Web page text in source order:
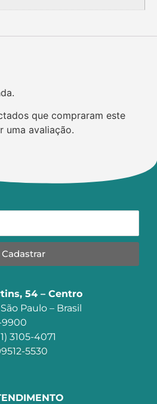
que compraram este
uma avaliação.
Cadastrar
54 – Centro
Paulo – Brasil
9900
3105-4071
5530